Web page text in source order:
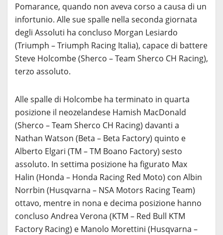
Pomarance, quando non aveva corso a causa di un
infortunio. Alle sue spalle nella seconda giornata
degli Assoluti ha concluso Morgan Lesiardo
(Triumph – Triumph Racing Italia), capace di battere
Steve Holcombe (Sherco – Team Sherco CH Racing),
terzo assoluto.
Alle spalle di Holcombe ha terminato in quarta
posizione il neozelandese Hamish MacDonald
(Sherco – Team Sherco CH Racing) davanti a
Nathan Watson (Beta – Beta Factory) quinto e
Alberto Elgari (TM – TM Boano Factory) sesto
assoluto. In settima posizione ha figurato Max
Halin (Honda – Honda Racing Red Moto) con Albin
Norrbin (Husqvarna – NSA Motors Racing Team)
ottavo, mentre in nona e decima posizione hanno
concluso Andrea Verona (KTM – Red Bull KTM
Factory Racing) e Manolo Morettini (Husqvarna –